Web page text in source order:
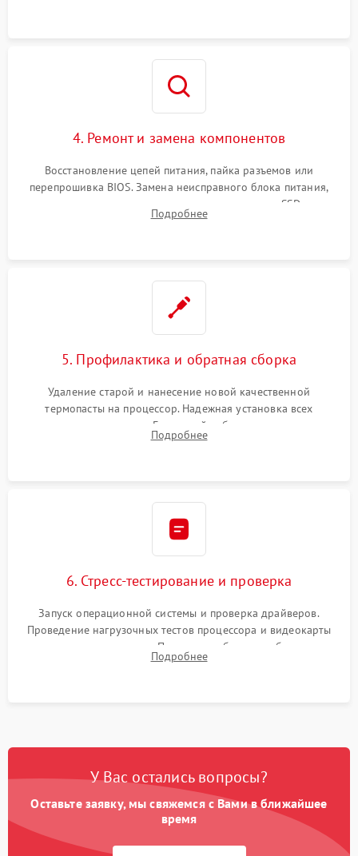
4. Ремонт и замена компонентов
Восстановление цепей питания, пайка разъемов или
перепрошивка BIOS. Замена неисправного блока питания,
видеокарты, процессора или установка нового SSD для
восстановления и повышения скорости работы системы.
Подробнее
5. Профилактика и обратная сборка
Удаление старой и нанесение новой качественной
термопасты на процессор. Надежная установка всех
комплектующих в слоты. Грамотный кабель-менеджмент для
обеспечения правильной циркуляции воздуха внутри
Подробнее
6. Стресс-тестирование и проверка
Запуск операционной системы и проверка драйверов.
Проведение нагрузочных тестов процессора и видеокарты
для контроля температур. Проверка работоспособности всех
USB-портов, аудиовыходов и сетевого подключения.
Подробнее
У Вас остались вопросы?
Оставьте заявку, мы свяжемся с Вами в ближайшее
время